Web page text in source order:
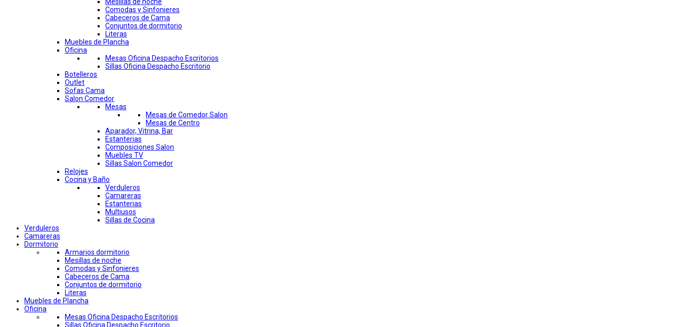
Mesillas de noche
Comodas y Sinfonieres
Cabeceros de Cama
Conjuntos de dormitorio
Literas
Muebles de Plancha
Oficina
Mesas Oficina Despacho Escritorios
Sillas Oficina Despacho Escritorio
Botelleros
Outlet
Sofas Cama
Salon Comedor
Mesas
Mesas de Comedor Salon
Mesas de Centro
Aparador, Vitrina, Bar
Estanterias
Composiciones Salon
Muebles TV
Sillas Salon Comedor
Relojes
Cocina y Baño
Verduleros
Camareras
Estanterias
Multiusos
Sillas de Cocina
Verduleros
Camareras
Dormitorio
Armarios dormitorio
Mesillas de noche
Comodas y Sinfonieres
Cabeceros de Cama
Conjuntos de dormitorio
Literas
Muebles de Plancha
Oficina
Mesas Oficina Despacho Escritorios
Sillas Oficina Despacho Escritorio